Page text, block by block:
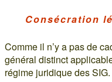
Consécration
Comme il n’y a pas de
général distinct
régime juridique des SIG.